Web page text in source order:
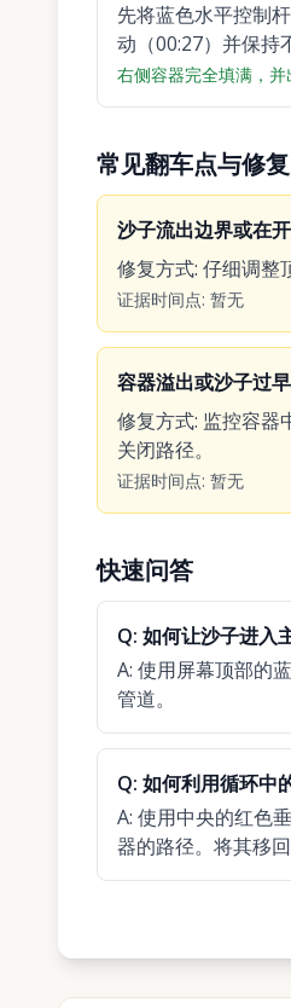
先将蓝色水平控制
动（00:27）并保持
右侧容器完全填满，并
常见翻车点与修复
沙子流出边界或在
修复方式: 仔细调整
证据时间点: 暂无
容器溢出或沙子过
修复方式: 监控容器
关闭路径。
证据时间点: 暂无
快速问答
Q: 如何让沙子进入
A: 使用屏幕顶部的
管道。
Q: 如何利用循环中
A: 使用中央的红色
器的路径。将其移